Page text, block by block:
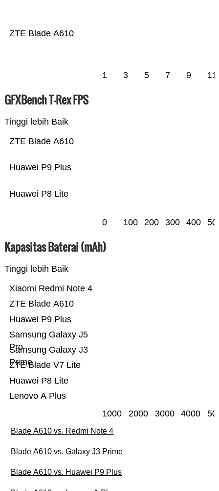
ZTE Blade A610
1 3 5 7 9 11
GFXBench T-Rex FPS
Tinggi lebih Baik
Huawei P8 Lite
Huawei P9 Plus
ZTE Blade A610
0 100 200 300 400
Kapasitas Baterai (mAh)
Tinggi lebih Baik
Lenovo A Plus
Huawei P8 Lite
ZTE Blade V7 Lite
Samsung Galaxy J3
Prime
Samsung Galaxy J5
Pro
Huawei P9 Plus
ZTE Blade A610
Xiaomi Redmi Note 4
1000 2000 3000 4000
Blade A610 vs. Redmi Note 4
Blade A610 vs. Galaxy J3 Prime
Blade A610 vs. Huawei P9 Plus